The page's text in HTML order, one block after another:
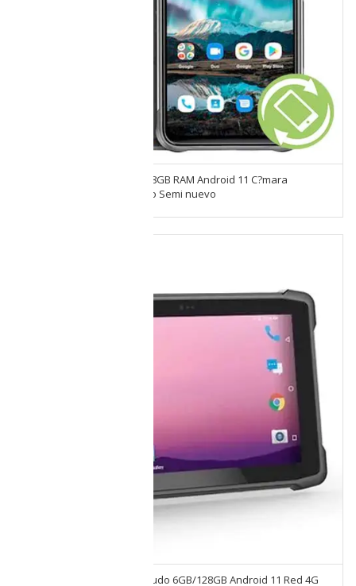
Umidigi Bison 128GB ROM 8GB RAM Android 11 C?mara
Cuadruple 48 mpx, Amarillo Semi nuevo
Tablet Emdoor T11P Uso Rudo 6GB/128GB Android 11 Red 4G